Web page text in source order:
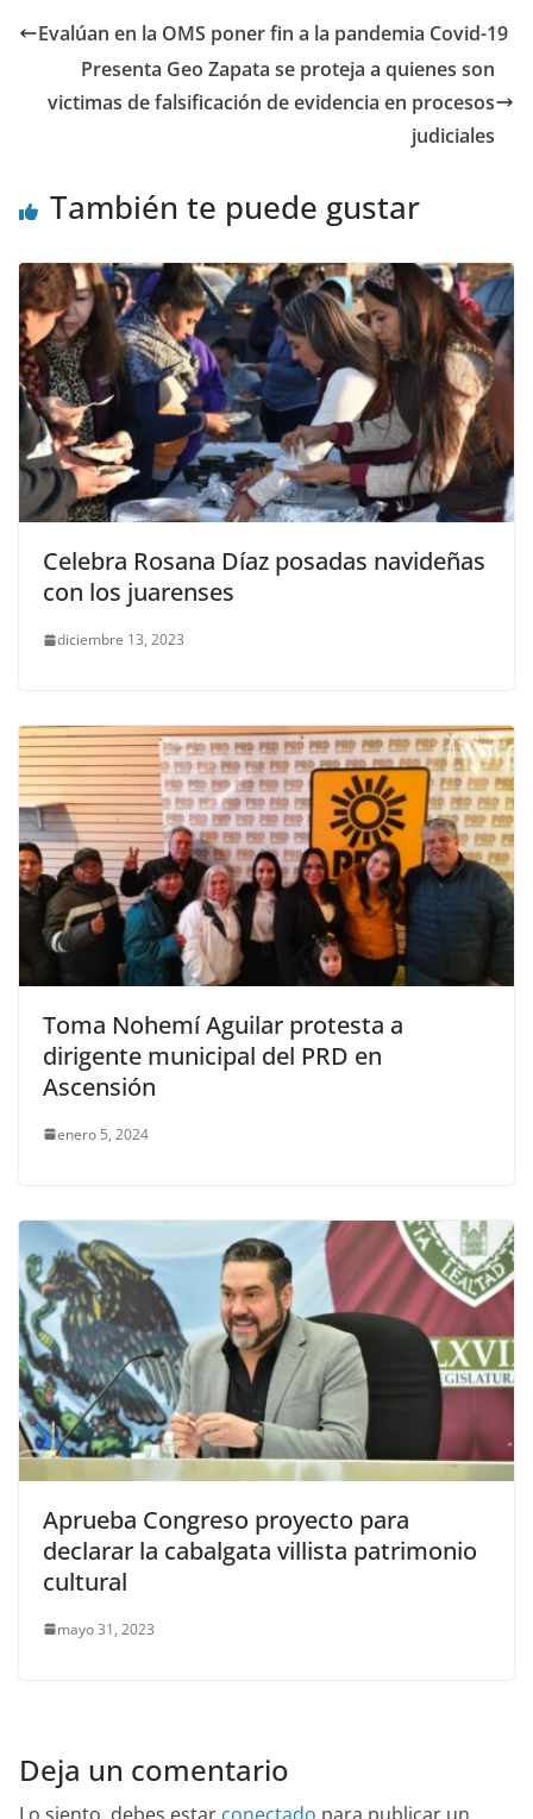
Evalúan en la OMS poner fin a la pandemia Covid-19
Presenta Geo Zapata se proteja a quienes son
victimas de falsificación de evidencia en procesos
judiciales
También te puede gustar
Celebra Rosana Díaz posadas navideñas
con los juarenses
diciembre 13, 2023
Toma Nohemí Aguilar protesta a
dirigente municipal del PRD en
Ascensión
enero 5, 2024
Aprueba Congreso proyecto para
declarar la cabalgata villista patrimonio
cultural
mayo 31, 2023
Deja un comentario